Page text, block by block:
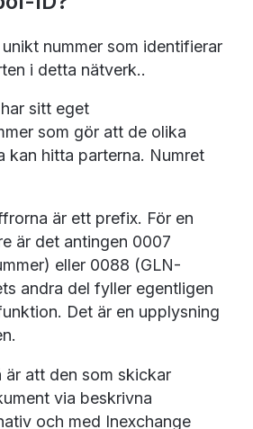
nummer som identifierar
i detta nätverk..
sitt eget
som gör att de olika
kan hitta parterna. Numret
är ett prefix. För en
är det antingen 0007
eller 0088 (GLN-
andra del fyller egentligen
Det är en upplysning
är att den som skickar
via beskrivna
och med Inexchange